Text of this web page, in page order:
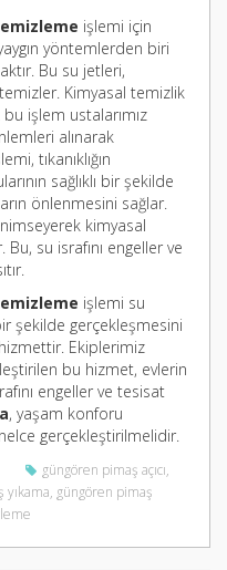
işlemi için
yöntemlerden biri
Bu su jetleri,
temizler. Kimyasal temizlik
işlem ustalarımız
alınarak
tıkanıklığın
sağlıklı bir şekilde
önlenmesini sağlar.
kimyasal
su israfını engeller ve
işlemi su
şekilde gerçekleşmesini
Ekiplerimiz
bu hizmet, evlerin
engeller ve tesisat
, yaşam konforu
gerçekleştirilmelidir.
güngören pimaş açıcı,
, güngören pimaş